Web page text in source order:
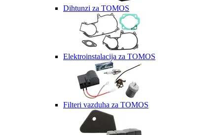
Dihtunzi za TOMOS
Elektroinstalacija za TOMOS
Filteri vazduha za TOMOS